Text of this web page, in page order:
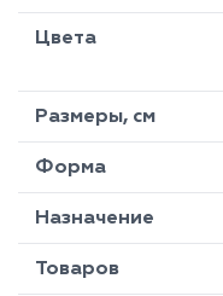
Цвета
Размеры, см
Форма
Назначение
Товаров